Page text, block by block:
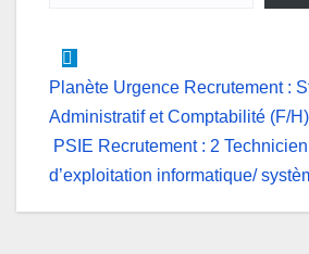
Navigation
de
l’article
Planète Urgence Recrutement :
Administratif et Comptabilité (F/H)
PSIE Recrutement : 2
d’exploitation informatique/